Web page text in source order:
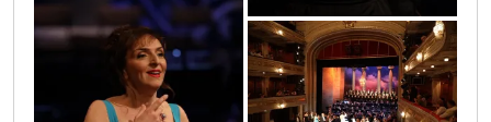
0o3a0123 0o3a0645